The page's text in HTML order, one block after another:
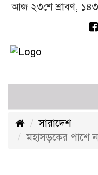
আজ ২৩শে শ্রাবণ,
সারাদেশ
মহাসড়কের পাশে